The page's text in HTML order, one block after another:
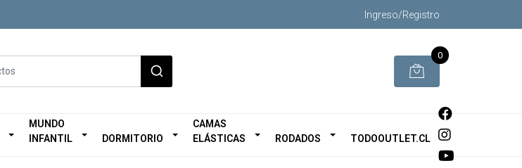
Ingreso/Registro
0
MUNDO
INFANTIL
DORMITORIO
CAMAS
ELÁSTICAS
RODADOS TODOOUTLET.CL